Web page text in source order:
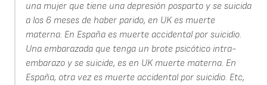
una mujer que tiene una depresión posparto y se suicida
a los 6 meses de haber parido, en UK es muerte
materna. En España es muerte accidental por suicidio.
Una embarazada que tenga un brote psicótico intra-
embarazo y se suicide, es en UK muerte materna. En
España, otra vez es muerte accidental por suicidio. Etc,